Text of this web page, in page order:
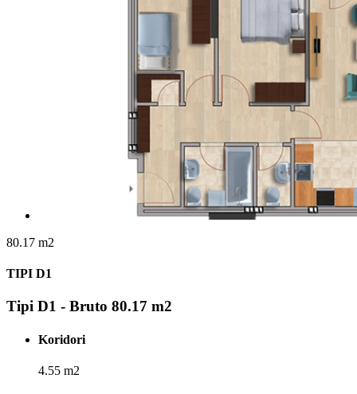
80.17 m2
TIPI D1
Tipi D1 - Bruto 80.17 m2
Koridori
4.55 m2